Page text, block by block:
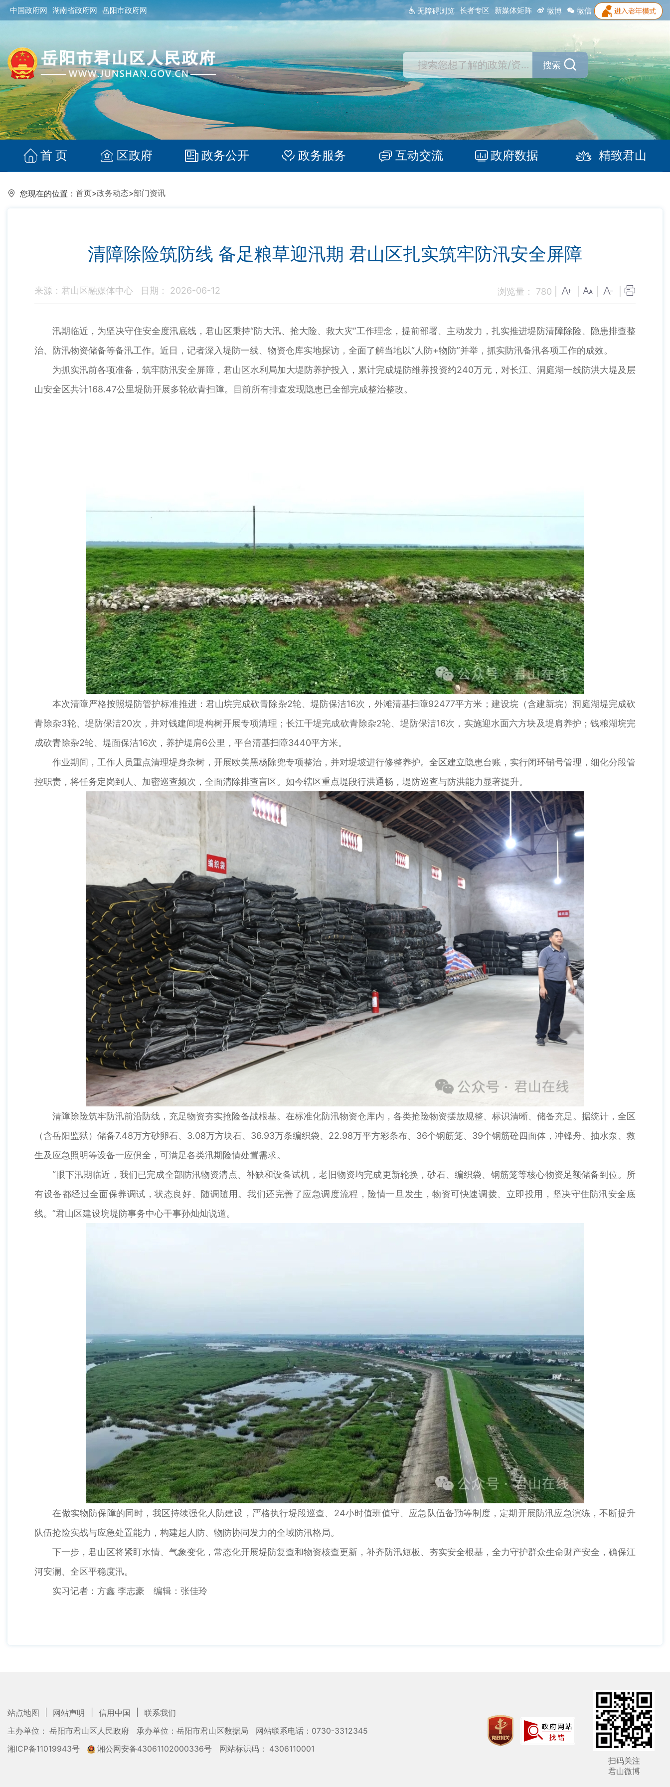
中国政府网 湖南省政府网 岳阳市政府网 无障碍浏览 长者专区 新媒体矩阵 微博 微信
搜索
首 页 区政府 政务公开 政务服务 互动交流 政府数据 精致君山
您现在的位置： 首页>政务动态>部门资讯
清障除险筑防线 备足粮草迎汛期 君山区扎实筑牢防汛安全屏障
来源：君山区融媒体中心 日期： 2026-06-12 浏览量： 780
汛期临近，为坚决守住安全度汛底线，君山区秉持“防大汛、抢大险、救大灾”工作理念，提前部署、主动发力，扎实推进堤防清障除险、隐患排查整
治、防汛物资储备等备汛工作。近日，记者深入堤防一线、物资仓库实地探访，全面了解当地以“人防+物防”并举，抓实防汛备汛各项工作的成效。
为抓实汛前各项准备，筑牢防汛安全屏障，君山区水利局加大堤防养护投入，累计完成堤防维养投资约240万元，对长江、洞庭湖一线防洪大堤及层
山安全区共计168.47公里堤防开展多轮砍青扫障。目前所有排查发现隐患已全部完成整治整改。
本次清障严格按照堤防管护标准推进：君山垸完成砍青除杂2轮、堤防保洁16次，外滩清基扫障92477平方米；建设垸（含建新垸）洞庭湖堤完成砍
青除杂3轮、堤防保洁20次，并对钱建间堤构树开展专项清理；长江干堤完成砍青除杂2轮、堤防保洁16次，实施迎水面六方块及堤肩养护；钱粮湖垸完
成砍青除杂2轮、堤面保洁16次，养护堤肩6公里，平台清基扫障3440平方米。
作业期间，工作人员重点清理堤身杂树，开展欧美黑杨除兜专项整治，并对堤坡进行修整养护。全区建立隐患台账，实行闭环销号管理，细化分段管
控职责，将任务定岗到人、加密巡查频次，全面清除排查盲区。如今辖区重点堤段行洪通畅，堤防巡查与防洪能力显著提升。
清障除险筑牢防汛前沿防线，充足物资夯实抢险备战根基。在标准化防汛物资仓库内，各类抢险物资摆放规整、标识清晰、储备充足。据统计，全区
（含岳阳监狱）储备7.48万方砂卵石、3.08万方块石、36.93万条编织袋、22.98万平方彩条布、36个钢筋笼、39个钢筋砼四面体，冲锋舟、抽水泵、救
生及应急照明等设备一应俱全，可满足各类汛期险情处置需求。
“眼下汛期临近，我们已完成全部防汛物资清点、补缺和设备试机，老旧物资均完成更新轮换，砂石、编织袋、钢筋笼等核心物资足额储备到位。所
有设备都经过全面保养调试，状态良好、随调随用。我们还完善了应急调度流程，险情一旦发生，物资可快速调拨、立即投用，坚决守住防汛安全底
线。”君山区建设垸堤防事务中心干事孙灿灿说道。
在做实物防保障的同时，我区持续强化人防建设，严格执行堤段巡查、24小时值班值守、应急队伍备勤等制度，定期开展防汛应急演练，不断提升
队伍抢险实战与应急处置能力，构建起人防、物防协同发力的全域防汛格局。
下一步，君山区将紧盯水情、气象变化，常态化开展堤防复查和物资核查更新，补齐防汛短板、夯实安全根基，全力守护群众生命财产安全，确保江
河安澜、全区平稳度汛。
实习记者：方鑫 李志豪 编辑：张佳玲
站点地图 网站声明 信用中国
联系我们
主办单位： 岳阳市君山区人民政府
承办单位：岳阳市君山区数据局
网站联系电话：0730-3312345
湘ICP备11019943号
湘公网安备43061102000336号
网站标识码： 4306110001
扫码关注
君山微博